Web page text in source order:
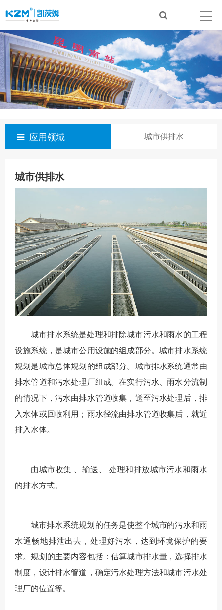
应用领域 城市供排水
城市供排水
城市排水系统是处理和排除城市污水和雨水的工程
设施系统，是城市公用设施的组成部分。城市排水系统
规划是城市总体规划的组成部分。城市排水系统通常由
排水管道和污水处理厂组成。在实行污水、雨水分流制
的情况下，污水由排水管道收集，送至污水处理后，排
入水体或回收利用；雨水径流由排水管道收集后，就近
排入水体。
由城市收集 、输送、 处理和排放城市污水和雨水
的排水方式。
城市排水系统规划的任务是使整个城市的污水和雨
水通畅地排泄出去，处理好污水，达到环境保护的要
求。规划的主要内容包括：估算城市排水量，选择排水
制度，设计排水管道，确定污水处理方法和城市污水处
理厂的位置等。